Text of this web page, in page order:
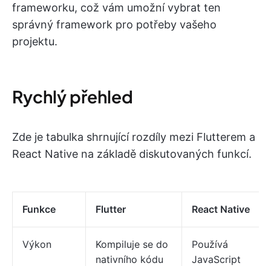
frameworku, což vám umožní vybrat ten
správný framework pro potřeby vašeho
projektu.
Rychlý přehled
Zde je tabulka shrnující rozdíly mezi Flutterem a
React Native na základě diskutovaných funkcí.
Funkce Flutter React Native
Výkon
Kompiluje se do
nativního kódu
Používá
JavaScript